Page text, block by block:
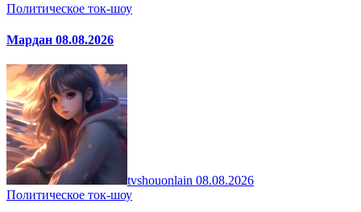
Политическое ток-шоу
Мардан 08.08.2026
tvshouonlain 08.08.2026
Политическое ток-шоу